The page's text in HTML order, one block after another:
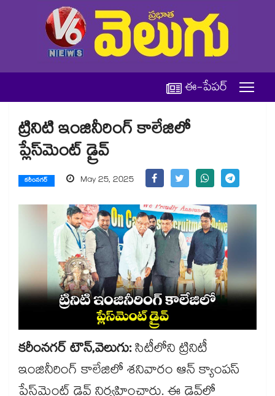
ఈ-పేపర్
ట్రినిటి ఇంజినీరింగ్ కాలేజిలో
ప్లేస్‌‌‌‌‌‌‌‌‌‌‌‌‌‌‌‌‌‌‌‌‌‌‌‌‌‌‌‌‌‌‌‌మెంట్‌‌‌‌‌‌‌‌‌‌‌‌‌‌‌‌‌‌‌‌‌‌‌‌‌‌‌‌‌‌‌‌ డ్రైవ్‌‌‌‌‌‌‌‌‌‌‌‌‌‌‌‌‌‌‌‌‌‌‌‌‌‌‌‌‌‌‌‌
కరీంనగర్ May 25, 2025
కరీంనగర్ టౌన్,వెలుగు:సిటీలోని ట్రినిటీ
ఇంజినీరింగ్ కాలేజిలో శనివారం ఆన్ క్యాంపస్